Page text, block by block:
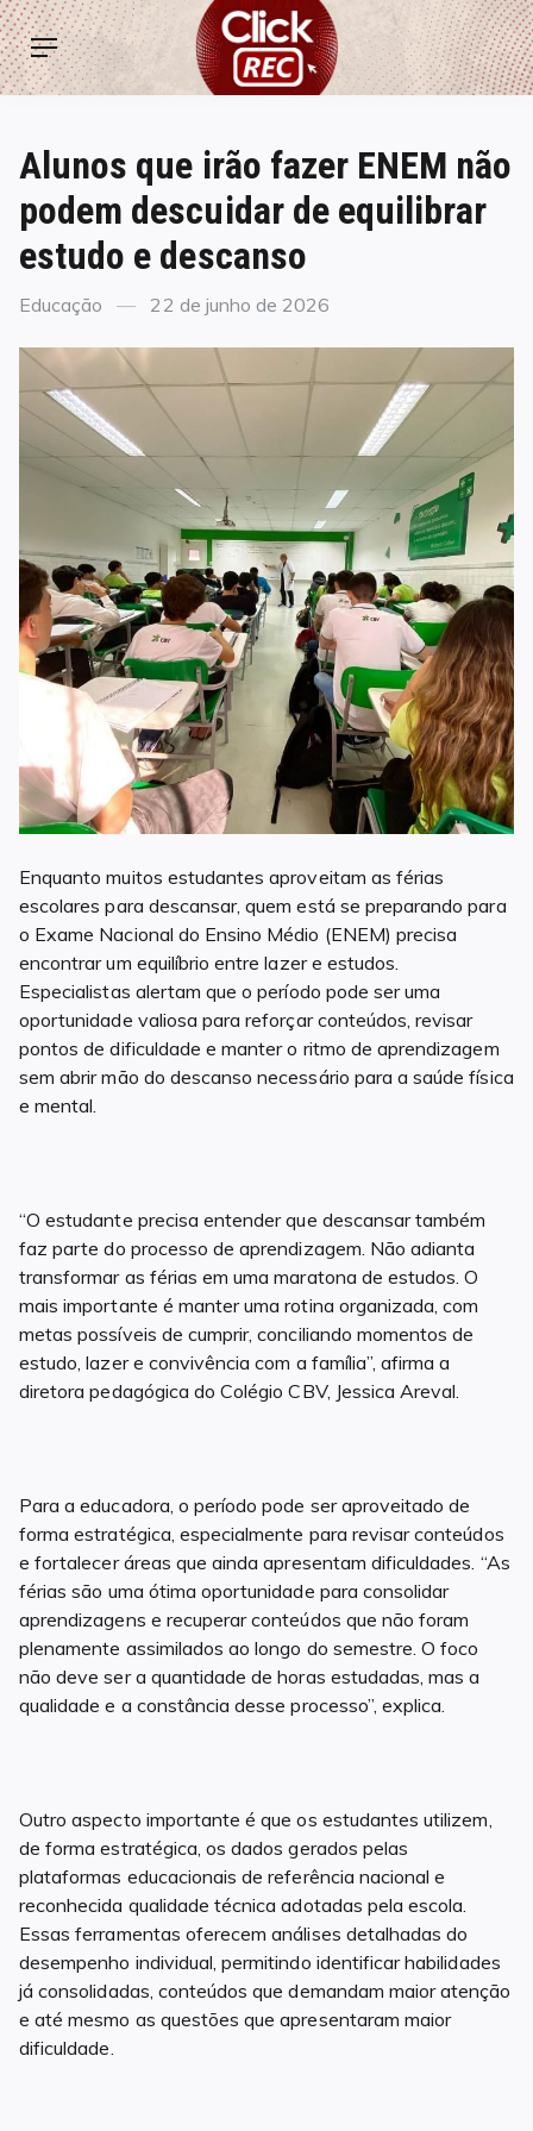
Skip
to
content
ClickREC
Menu
Alunos que irão fazer ENEM não
podem descuidar de equilibrar
estudo e descanso
Categories
Educação
Posted
22 de junho de 2026
Enquanto muitos estudantes aproveitam as férias
escolares para descansar, quem está se preparando para
o Exame Nacional do Ensino Médio (ENEM) precisa
encontrar um equilíbrio entre lazer e estudos.
Especialistas alertam que o período pode ser uma
oportunidade valiosa para reforçar conteúdos, revisar
pontos de dificuldade e manter o ritmo de aprendizagem
sem abrir mão do descanso necessário para a saúde física
e mental.
“O estudante precisa entender que descansar também
faz parte do processo de aprendizagem. Não adianta
transformar as férias em uma maratona de estudos. O
mais importante é manter uma rotina organizada, com
metas possíveis de cumprir, conciliando momentos de
estudo, lazer e convivência com a família”, afirma a
diretora pedagógica do Colégio CBV, Jessica Areval.
Para a educadora, o período pode ser aproveitado de
forma estratégica, especialmente para revisar conteúdos
e fortalecer áreas que ainda apresentam dificuldades. “As
férias são uma ótima oportunidade para consolidar
aprendizagens e recuperar conteúdos que não foram
plenamente assimilados ao longo do semestre. O foco
não deve ser a quantidade de horas estudadas, mas a
qualidade e a constância desse processo”, explica.
Outro aspecto importante é que os estudantes utilizem,
de forma estratégica, os dados gerados pelas
plataformas educacionais de referência nacional e
reconhecida qualidade técnica adotadas pela escola.
Essas ferramentas oferecem análises detalhadas do
desempenho individual, permitindo identificar habilidades
já consolidadas, conteúdos que demandam maior atenção
e até mesmo as questões que apresentaram maior
dificuldade.